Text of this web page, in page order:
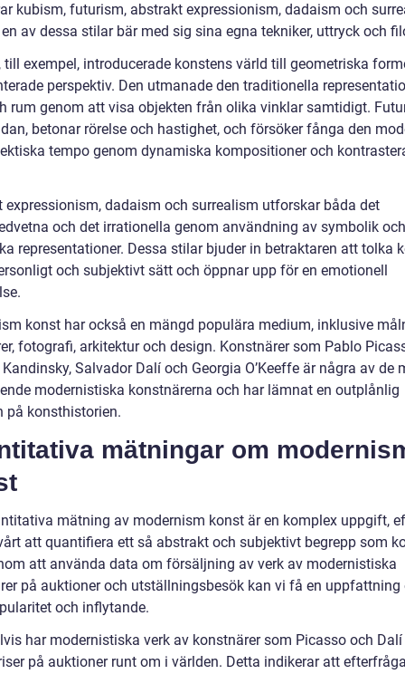
kubism, futurism, abstrakt expressionism, dadaism och
av dessa stilar bär med sig sina egna tekniker, uttryck och
till exempel, introducerade konstens värld till geometriska
perspektiv. Den utmanade den traditionella
rum genom att visa objekten från olika vinklar samtidigt.
betonar rörelse och hastighet, och försöker fånga den
tempo genom dynamiska kompositioner och
expressionism, dadaism och surrealism utforskar båda det
och det irrationella genom användning av symbolik
representationer. Dessa stilar bjuder in betraktaren att tolka
och subjektivt sätt och öppnar upp för en emotionell
konst har också en mängd populära medium, inklusive
fotografi, arkitektur och design. Konstnärer som Pablo
Salvador Dalí och Georgia O’Keeffe är några av de
modernistiska konstnärerna och har lämnat en outplånlig
på konsthistorien.
mätningar om
mätning av modernism konst är en komplex uppgift,
att quantifiera ett så abstrakt och subjektivt begrepp som
att använda data om försäljning av verk av modernistiska
på auktioner och utställningsbesök kan vi få en uppfattning
och inflytande.
har modernistiska verk av konstnärer som Picasso och
på auktioner runt om i världen. Detta indikerar att